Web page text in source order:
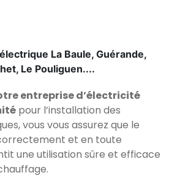
entreprise d’électricité
pour l’installation des
vous vous assurez que le
et en toute
une utilisation sûre et efficace